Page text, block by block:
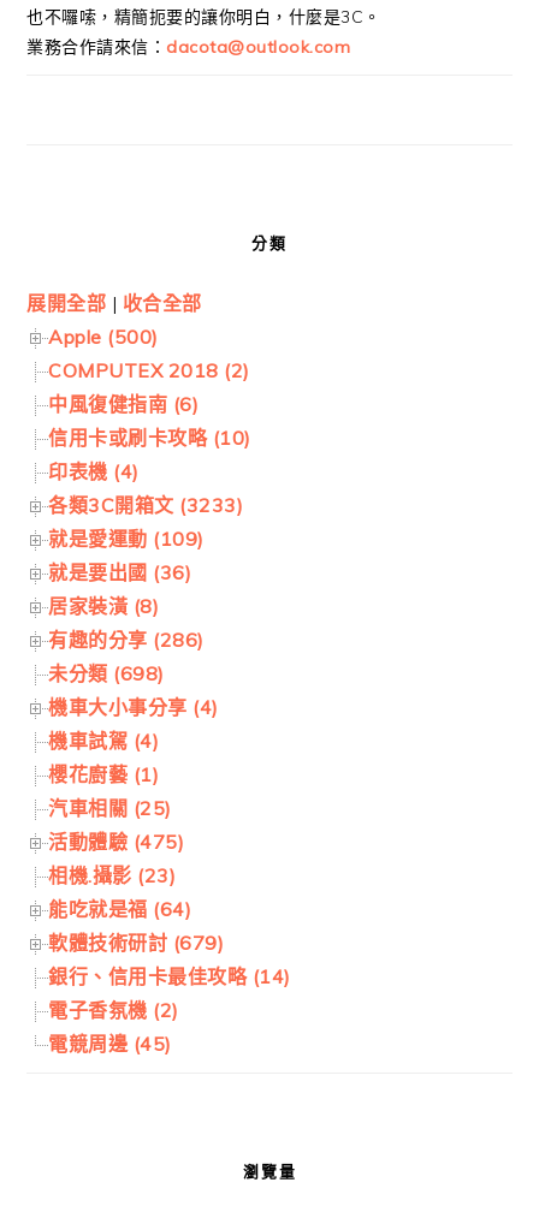
也不囉嗦，精簡扼要的讓你明白，什麼是3C。
業務合作請來信： dacota@outlook.com
分類
展開全部 | 收合全部
Apple (500)
COMPUTEX 2018 (2)
中風復健指南 (6)
信用卡或刷卡攻略 (10)
印表機 (4)
各類3C開箱文 (3233)
就是愛運動 (109)
就是要出國 (36)
居家裝潢 (8)
有趣的分享 (286)
未分類 (698)
機車大小事分享 (4)
機車試駕 (4)
櫻花廚藝 (1)
汽車相關 (25)
活動體驗 (475)
相機.攝影 (23)
能吃就是福 (64)
軟體技術研討 (679)
銀行、信用卡最佳攻略 (14)
電子香氛機 (2)
電競周邊 (45)
瀏覽量